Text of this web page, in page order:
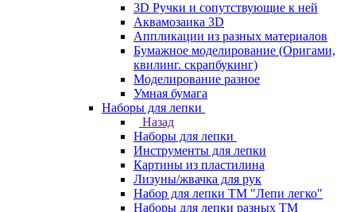
3D Ручки и сопутствующие к ней
Аквамозаика 3D
Аппликации из разных материалов
Бумажное моделирование (Оригами,
квилинг. скрапбукинг)
Моделирование разное
Умная бумага
Наборы для лепки
Назад
Наборы для лепки
Инструменты для лепки
Картины из пластилина
Лизуны/жвачка для рук
Набор для лепки ТМ "Лепи легко"
Наборы для лепки разных ТМ